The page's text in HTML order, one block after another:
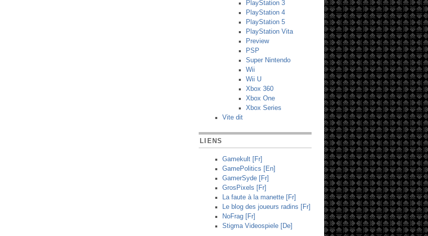
PlayStation 3
PlayStation 4
PlayStation 5
PlayStation Vita
Preview
PSP
Super Nintendo
Wii
Wii U
Xbox 360
Xbox One
Xbox Series
Vite dit
LIENS
Gamekult [Fr]
GamePolitics [En]
GamerSyde [Fr]
GrosPixels [Fr]
La faute à la manette [Fr]
Le blog des joueurs radins [Fr]
NoFrag [Fr]
Stigma Videospiele [De]